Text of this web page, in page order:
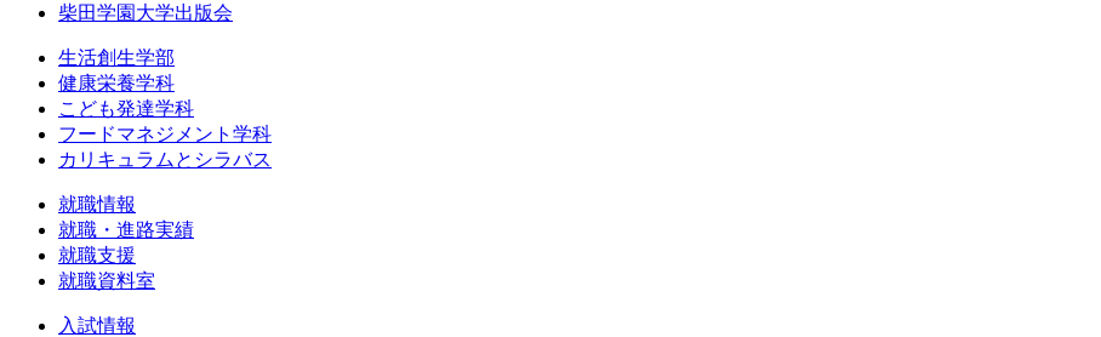
柴田学園大学出版会
生活創生学部
健康栄養学科
こども発達学科
フードマネジメント学科
カリキュラムとシラバス
就職情報
就職・進路実績
就職支援
就職資料室
入試情報